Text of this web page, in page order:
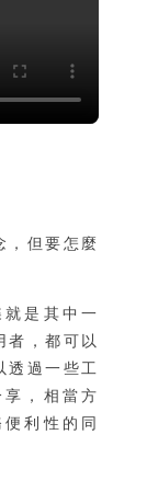
，但要怎麼
是其中一
者，都可以
透過一些工
，相當方
利性的同